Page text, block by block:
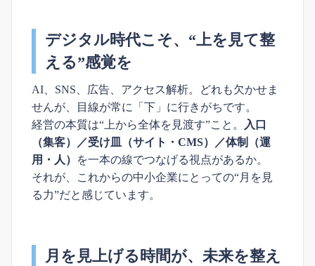
デジタル時代こそ、“上を見て整
える”感覚を
AI、SNS、広告、アクセス解析。どれも欠かせま
せんが、目線が常に「下」に行きがちです。
経営の本質は“上から全体を見渡す”こと。
入口
（集客）／受け皿（サイト・CMS）／体制（運
用・人）
を一本の線でつなげる視点があるか。
それが、これからの中小企業にとっての“月を見
る力”だと感じています。
月を見上げる時間が、未来を整え